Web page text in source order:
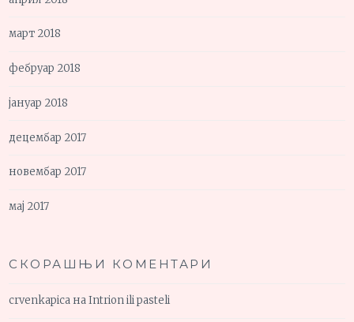
март 2018
фебруар 2018
јануар 2018
децембар 2017
новембар 2017
мај 2017
СКОРАШЊИ КОМЕНТАРИ
crvenkapica наIntrion ili pasteli